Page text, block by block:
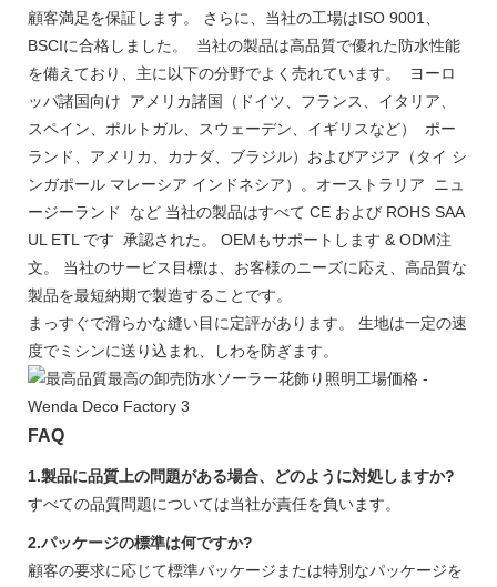
顧客満足を保証します。 さらに、当社の工場はISO 9001、
BSCIに合格しました。 当社の製品は高品質で優れた防水性能
を備えており、主に以下の分野でよく売れています。 ヨーロ
ッパ諸国向け アメリカ諸国（ドイツ、フランス、イタリア、
スペイン、ポルトガル、スウェーデン、イギリスなど） ポー
ランド、アメリカ、カナダ、ブラジル）およびアジア（タイ シ
ンガポール マレーシア インドネシア）。オーストラリア ニュ
ージーランド など 当社の製品はすべて CE および ROHS SAA
UL ETL です 承認された。 OEMもサポートします & ODM注
文。 当社のサービス目標は、お客様のニーズに応え、高品質な
製品を最短納期で製造することです。
まっすぐで滑らかな縫い目に定評があります。 生地は一定の速
度でミシンに送り込まれ、しわを防ぎます。
FAQ
1.製品に品​​質上の問題がある場合、どのように対処しますか?
すべての品質問題については当社が責任を負います。
2.パッケージの標準は何ですか?
顧客の要求に応じて標準パッケージまたは特別なパッケージを